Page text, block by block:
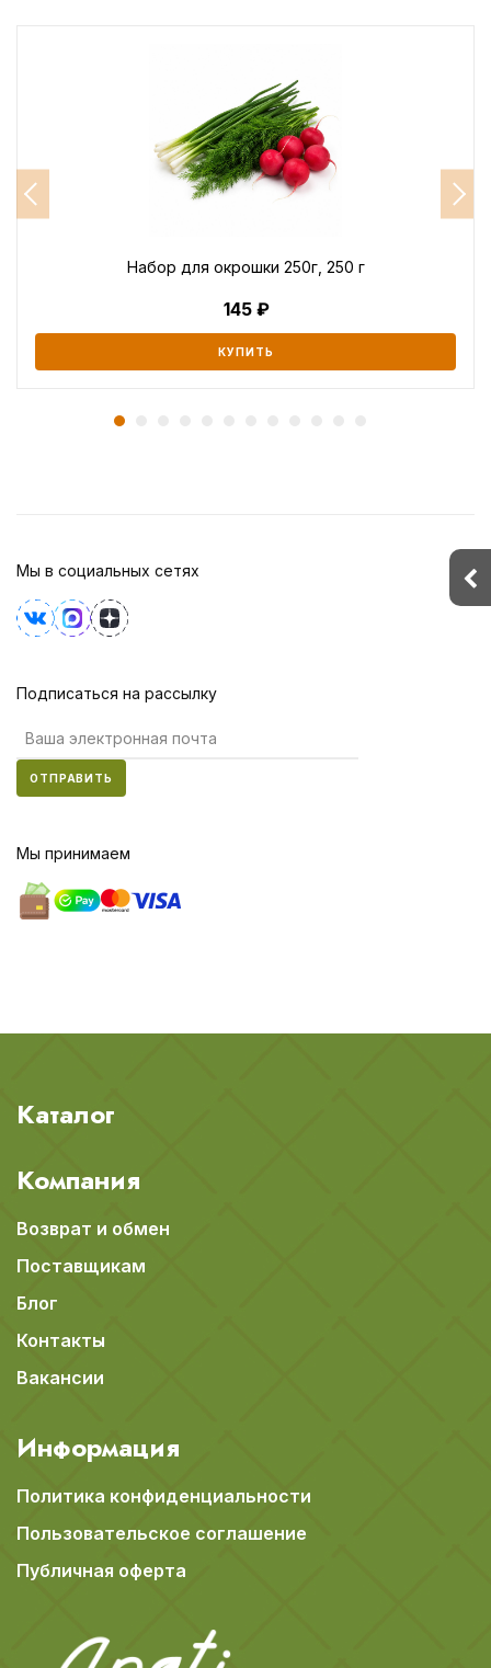
Набор для окрошки 250г, 250 г
145
КУПИТЬ
Мы в социальных сетях
Подписаться на рассылку
ОТПРАВИТЬ
Мы принимаем
Каталог
Компания
Возврат и обмен
Поставщикам
Блог
Контакты
Вакансии
Информация
Политика конфиденциальности
Пользовательское соглашение
Публичная оферта